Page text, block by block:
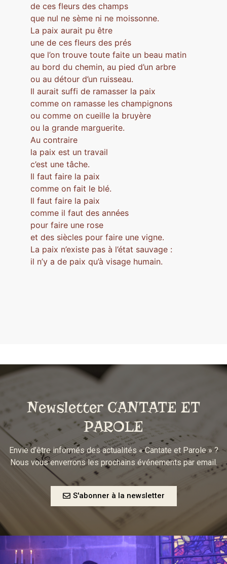
de ces fleurs des champs
que nul ne sème ni ne moissonne.
La paix aurait pu être
une de ces fleurs des prés
que l’on trouve toute faite un beau matin
au bord du chemin, au pied d’un arbre
ou au détour d’un ruisseau.
Il aurait suffi de ramasser la paix
comme on ramasse les champignons
ou comme on cueille la bruyère
ou la grande marguerite.
Au contraire
la paix est un travail
c’est une tâche.
Il faut faire la paix
comme on fait le blé.
Il faut faire la paix
comme il faut des années
pour faire une rose
et des siècles pour faire une vigne.
La paix n’existe pas à l’état sauvage :
il n’y a de paix qu’à visage humain.
Newsletter CANTATE ET
PAROLE
Envie d’être informés des actualités « Cantate et Parole » ?
Nous vous enverrons les prochains événements par email.
S'abonner à la newsletter